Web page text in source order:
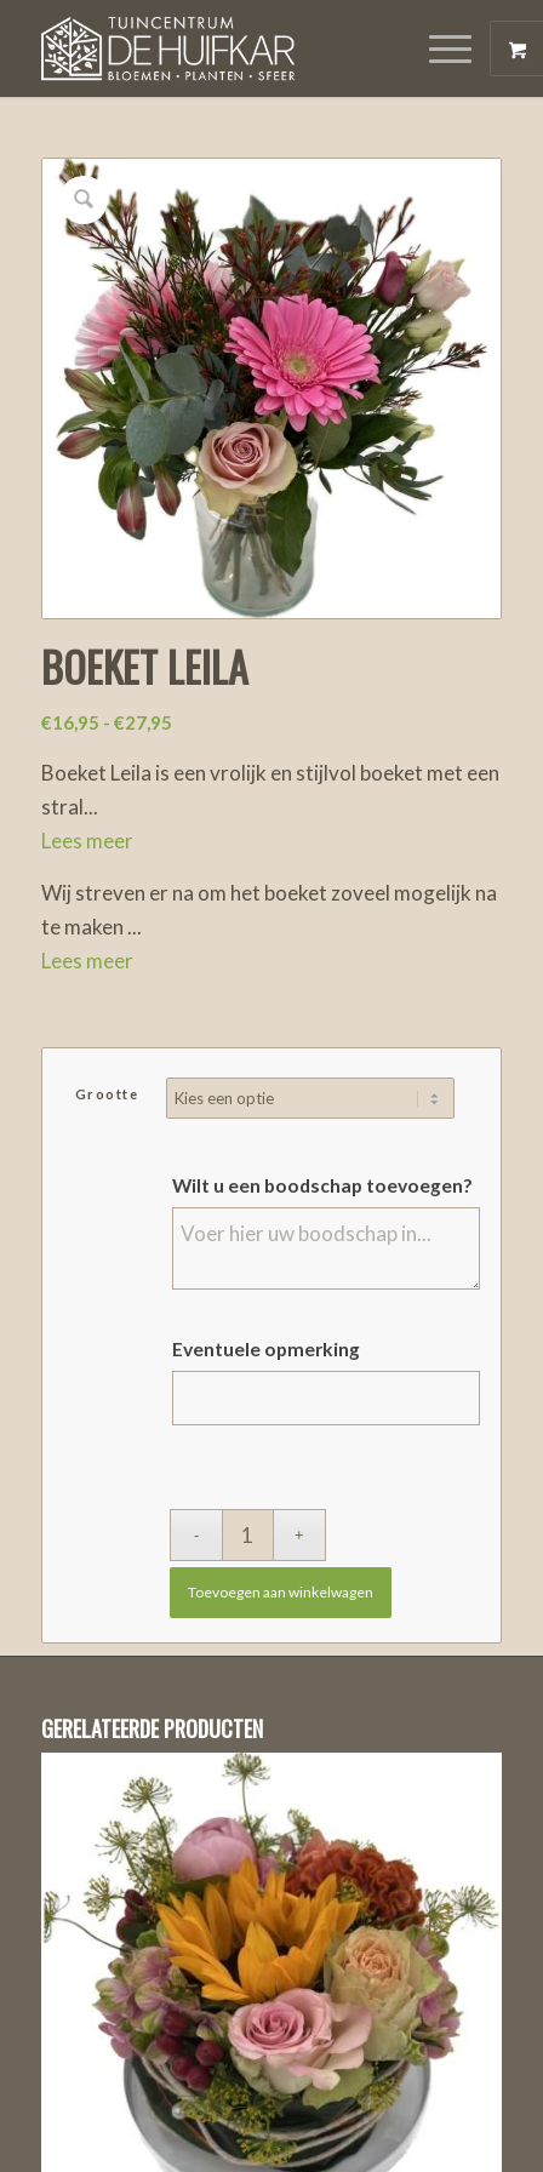
BOEKET LEILA
€16,95 - €27,95Prijsklasse:
tot
Boeket Leila is een vrolijk en stijlvol boeket met een
stral...
Lees meer
Wij streven er na om het boeket zoveel mogelijk na
te maken ...
Lees meer
Grootte
Wilt u een boodschap toevoegen?
Eventuele opmerking
Toevoegen aan winkelwagen
GERELATEERDE PRODUCTEN